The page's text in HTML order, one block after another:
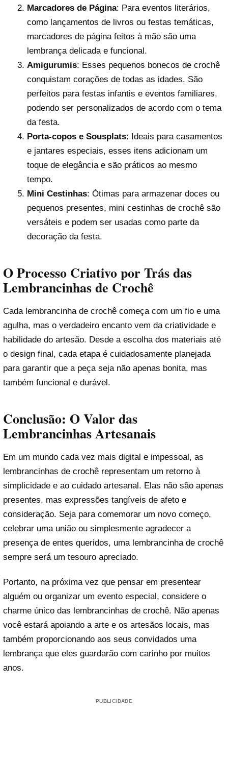
Marcadores de Página: Para eventos literários,
como lançamentos de livros ou festas temáticas,
marcadores de página feitos à mão são uma
lembrança delicada e funcional.
Amigurumis: Esses pequenos bonecos de crochê
conquistam corações de todas as idades. São
perfeitos para festas infantis e eventos familiares,
podendo ser personalizados de acordo com o tema
da festa.
Porta-copos e Sousplats: Ideais para casamentos
e jantares especiais, esses itens adicionam um
toque de elegância e são práticos ao mesmo
tempo.
Mini Cestinhas: Ótimas para armazenar doces ou
pequenos presentes, mini cestinhas de crochê são
versáteis e podem ser usadas como parte da
decoração da festa.
O Processo Criativo por Trás das
Lembrancinhas de Crochê
Cada lembrancinha de crochê começa com um fio e uma
agulha, mas o verdadeiro encanto vem da criatividade e
habilidade do artesão. Desde a escolha dos materiais até
o design final, cada etapa é cuidadosamente planejada
para garantir que a peça seja não apenas bonita, mas
também funcional e durável.
Conclusão: O Valor das
Lembrancinhas Artesanais
Em um mundo cada vez mais digital e impessoal, as
lembrancinhas de crochê representam um retorno à
simplicidade e ao cuidado artesanal. Elas não são apenas
presentes, mas expressões tangíveis de afeto e
consideração. Seja para comemorar um novo começo,
celebrar uma união ou simplesmente agradecer a
presença de entes queridos, uma lembrancinha de crochê
sempre será um tesouro apreciado.
Portanto, na próxima vez que pensar em presentear
alguém ou organizar um evento especial, considere o
charme único das lembrancinhas de crochê. Não apenas
você estará apoiando a arte e os artesãos locais, mas
também proporcionando aos seus convidados uma
lembrança que eles guardarão com carinho por muitos
anos.
PUBLICIDADE